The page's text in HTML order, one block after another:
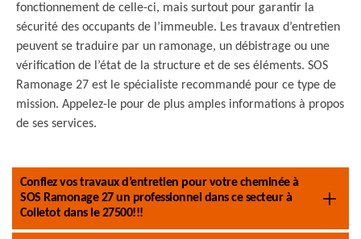
fonctionnement de celle-ci, mais surtout pour garantir la
sécurité des occupants de l’immeuble. Les travaux d’entretien
peuvent se traduire par un ramonage, un débistrage ou une
vérification de l’état de la structure et de ses éléments. SOS
Ramonage 27 est le spécialiste recommandé pour ce type de
mission. Appelez-le pour de plus amples informations à propos
de ses services.
Confiez vos travaux d’entretien pour votre cheminée à
SOS Ramonage 27 un professionnel dans ce secteur à
Colletot dans le 27500!!!